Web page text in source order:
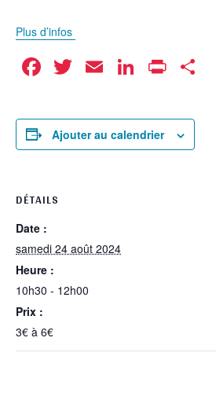
Plus d’infos
Facebook
Twitter
EmailLinkedIn
Print
Ajouter au calendrier
DÉTAILS
Date :
samedi 24 août 2024
Heure :
10h30 - 12h00
Prix :
3€ à 6€